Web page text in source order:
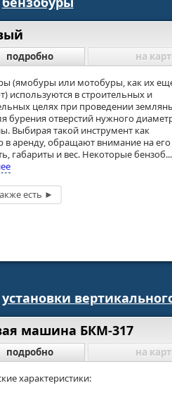
подробно на
(ямобуры или мотобуры, как их
используются в строительных и
целях при проведении
бурения отверстий нужного
Выбирая такой инструмент как
в аренду, обращают внимание на его
габариты и вес. Некоторые бензоб...
установки
машина БКМ-317
подробно на
характеристики: